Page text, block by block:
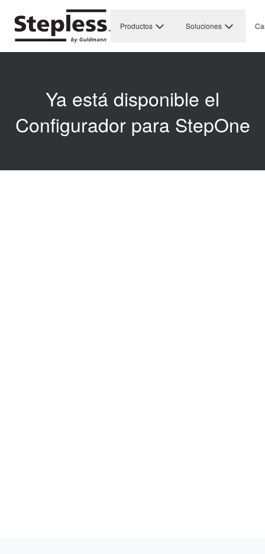
Productos Soluciones
Ya está disponible el
Configurador para StepOne